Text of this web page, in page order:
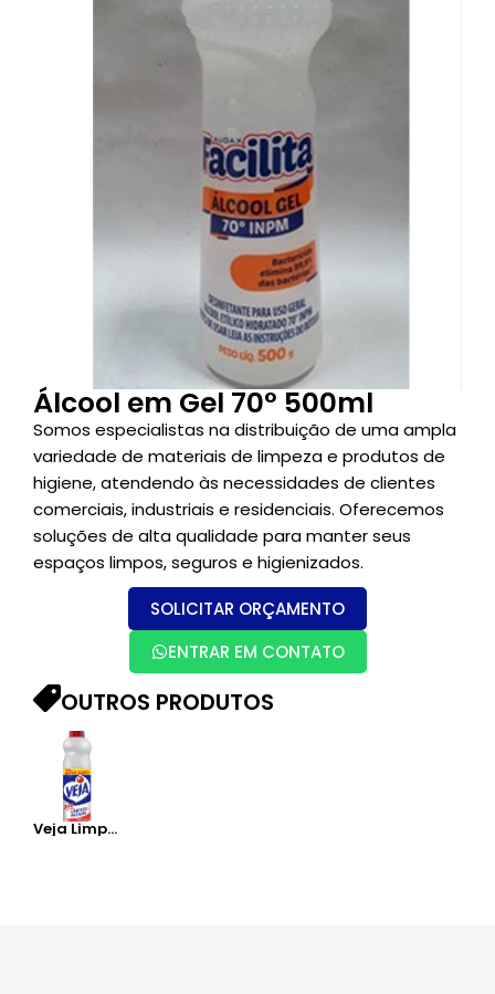
Álcool em Gel 70° 500ml
Somos especialistas na distribuição de uma ampla
variedade de materiais de limpeza e produtos de
higiene, atendendo às necessidades de clientes
comerciais, industriais e residenciais. Oferecemos
soluções de alta qualidade para manter seus
espaços limpos, seguros e higienizados.
SOLICITAR ORÇAMENTO
ENTRAR EM CONTATO
OUTROS PRODUTOS
Veja Limpeza Pesada – 500ML